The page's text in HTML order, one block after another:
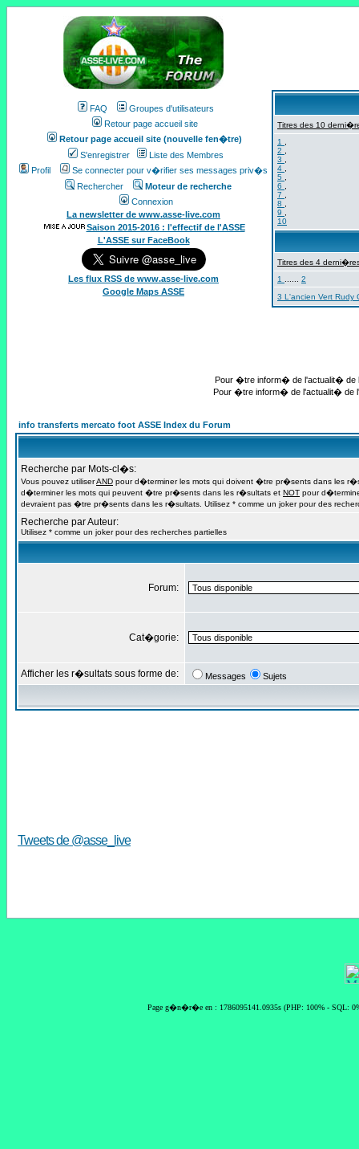
FAQ
Groupes d'utilisateurs
Retour page accueil site
Retour page accueil site (nouvelle fen�tre)
S'enregistrer
Liste des Membres
Profil
Se connecter pour v�rifier ses messages priv�s
Rechercher
Moteur de recherche
Connexion
La newsletter de www.asse-live.com
Saison 2015-2016 : l'effectif de l'ASSE
L'ASSE sur FaceBook
Les flux RSS de www.asse-live.com
Google Maps ASSE
Titres des 10
1
2
3
4
5
6
7
8
9
10
Titres des 4
1
2
3 L'ancien Vert
Pour �tre inform� de l'actualit� de
Pour �tre inform� de l'actualit� de
info transferts mercato foot ASSE Index du Forum
Recherche par Mots-cl�s:
Vous pouvez utiliserAND pour d�terminer les mots qui doivent �tre pr�sents dans les
d�terminer les mots qui peuvent �tre pr�sents dans les r�sultats et NOT pour
devraient pas �tre pr�sents dans les r�sultats. Utilisez * comme un joker pour des
Recherche par Auteur:
Utilisez * comme un joker pour des recherches partielles
Forum:
Cat�gorie:
Afficher les r�sultats sous forme de: Messages Sujets
Tweets de @asse_live
Page g�n�r�e en : 1786095141.0935s (PHP: 100% - SQL: